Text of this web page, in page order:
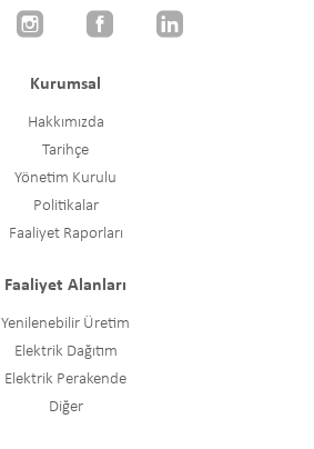
Kurumsal
Hakkımızda
Tarihçe
Yönetim Kurulu
Politikalar
Faaliyet Raporları
Faaliyet Alanları
Yenilenebilir Üretim
Elektrik Dağıtım
Elektrik Perakende
Diğer